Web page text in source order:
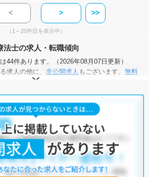
< > >>
（1～20件目を表示中）
法士の求人・転職傾向
44件あります。（2026年08月07日更新）
求人の他に、 非公開求人 もございます。 無料
し込みいただくと、全求人からご希望条件に合
は以下のような条件が人気です。
・ 新卒OK ・ 正社員(正職員)
設・訪問リハビリ(在宅医療)・
ございますので、「こだわり条件」から検索
い合わせください。